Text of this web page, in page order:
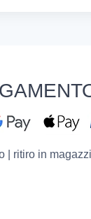
| ritiro in